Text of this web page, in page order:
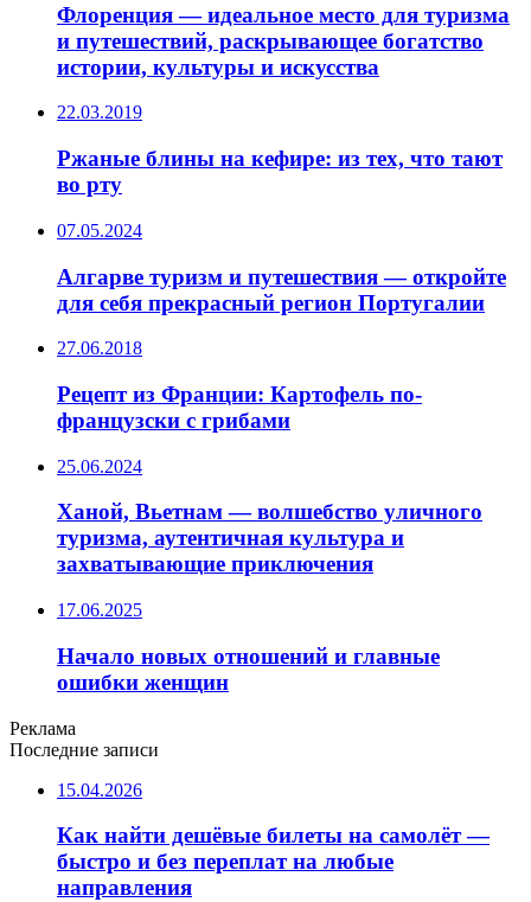
Флоренция — идеальное место для туризма
и путешествий, раскрывающее богатство
истории, культуры и искусства
22.03.2019
Ржаные блины на кефире: из тех, что тают
во рту
07.05.2024
Алгарве туризм и путешествия — откройте
для себя прекрасный регион Португалии
27.06.2018
Рецепт из Франции: Картофель по-
французски с грибами
25.06.2024
Ханой, Вьетнам — волшебство уличного
туризма, аутентичная культура и
захватывающие приключения
17.06.2025
Начало новых отношений и главные
ошибки женщин
Реклама
Последние записи
15.04.2026
Как найти дешёвые билеты на самолёт —
быстро и без переплат на любые
направления